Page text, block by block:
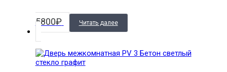
5800₽ Читать далее